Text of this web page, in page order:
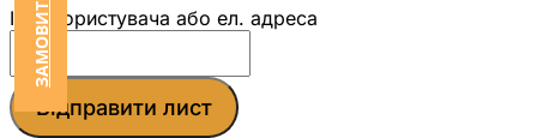
Ім'я користувача або ел. адреса
Відправити лист